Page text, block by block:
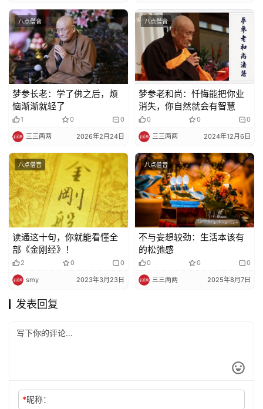
八点僧音
梦参长老：学了佛之后，烦
恼渐渐就轻了
1 0 0
三三两两 2026年2月24日
八点僧音
梦参老和尚：忏悔能把你业
消失，你自然就会有智慧
0 0 0
三三两两 2024年12月6日
八点僧音
读通这十句，你就能看懂全
部《金刚经》！
2 0 0
smy 2023年3月23日
八点僧音
不与妄想较劲：生活本该有
的松弛感
0 0 0
三三两两 2025年8月7日
发表回复
*昵称：